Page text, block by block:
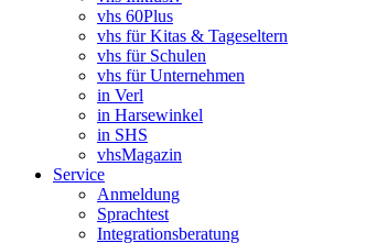
vhs 60Plus
vhs für Kitas & Tageseltern
vhs für Schulen
vhs für Unternehmen
in Verl
in Harsewinkel
in SHS
vhsMagazin
Service
Anmeldung
Sprachtest
Integrationsberatung